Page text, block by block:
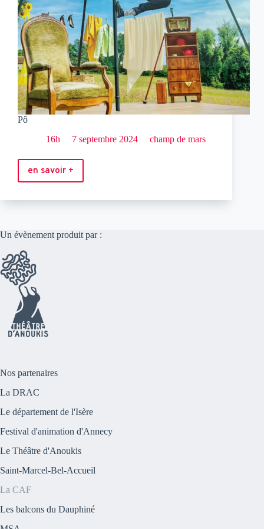
Pô
16h
7 septembre 2024 champ de mars
en savoir +
Pô
Un évènement produit par :
Nos partenaires
La DRAC
Le département de l'Isère
Festival d'animation d'Annecy
Le Théâtre d'Anoukis
Saint-Marcel-Bel-Accueil
La CAF
Les balcons du Dauphiné